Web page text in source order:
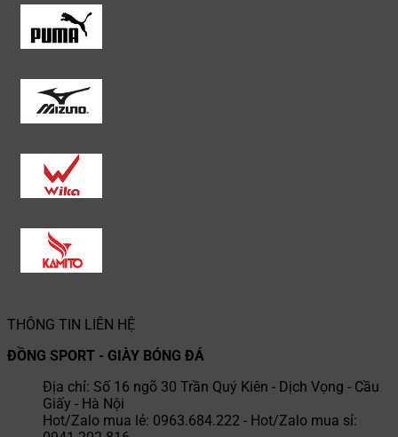
THÔNG TIN LIÊN HỆ
ĐỒNG SPORT - GIÀY BÓNG ĐÁ
Địa chỉ: Số 16 ngõ 30 Trần Quý Kiên - Dịch Vọng - Cầu
Giấy - Hà Nội
Hot/Zalo mua lẻ: 0963.684.222 - Hot/Zalo mua sỉ: